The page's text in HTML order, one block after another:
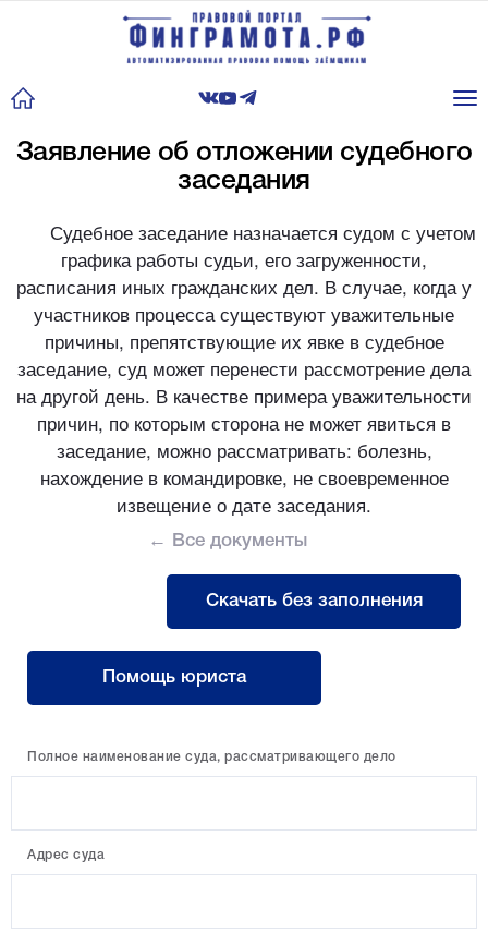
Заявление об отложении судебного
заседания
Судебное заседание назначается судом с учетом
графика работы судьи, его загруженности,
расписания иных гражданских дел. В случае, когда у
участников процесса существуют уважительные
причины, препятствующие их явке в судебное
заседание, суд может перенести рассмотрение дела
на другой день. В качестве примера уважительности
причин, по которым сторона не может явиться в
заседание, можно рассматривать: болезнь,
нахождение в командировке, не своевременное
извещение о дате заседания.
← Все документы
Скачать без заполнения
Помощь юриста
Полное наименование суда, рассматривающего дело
Адрес суда